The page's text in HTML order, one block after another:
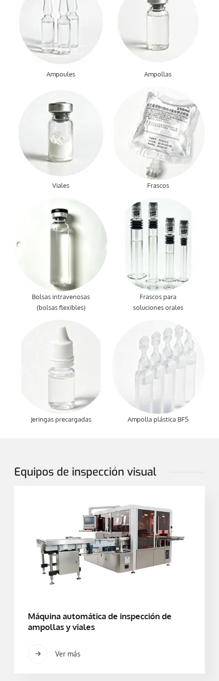
Ampoules Ampollas
Viales Frascos
Bolsas intravenosas
(bolsas flexibles)
Frascos para
soluciones orales
Jeringas precargadas Ampolla plástica BFS
Equipos de inspección visual
Máquina automática de inspección de
ampollas y viales
Ver más